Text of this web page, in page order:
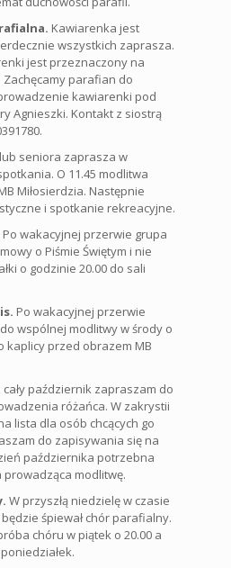
Kawiarenka jest
wszystkich zaprasza.
jest przeznaczony na
parafian do
kawiarenki pod
Agnieszki. Kontakt z siostrą
seniora zaprasza w
O 11.45 modlitwa
Miłosierdzia. Następnie
i spotkanie rekreacyjne.
Po wakacyjnej przerwie grupa
o Piśmie Świętym i nie
o godzinie 20.00 do sali
Po wakacyjnej przerwie
wspólnej modlitwy w środy o
kaplicy przed obrazem MB
cały październik zapraszam do
różańca. W zakrystii
lista dla osób chcących go
do zapisywania się na
października potrzebna
modlitwę.
W przyszłą niedzielę w czasie
będzie śpiewał chór parafialny.
chóru w piątek o 20.00 a